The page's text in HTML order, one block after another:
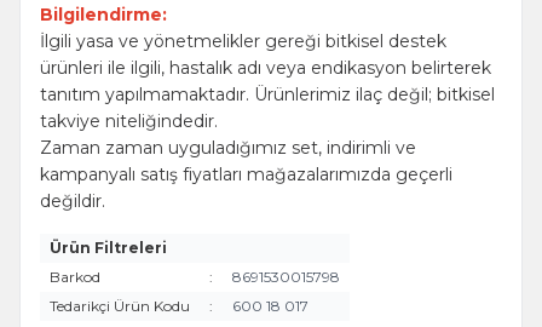
Bilgilendirme:
İlgili yasa ve yönetmelikler gereği bitkisel destek
ürünleri ile ilgili, hastalık adı veya endikasyon belirterek
tanıtım yapılmamaktadır. Ürünlerimiz ilaç değil; bitkisel
takviye niteliğindedir.
Zaman zaman uyguladığımız set, indirimli ve
kampanyalı satış fiyatları mağazalarımızda geçerli
değildir.
Ürün Filtreleri
Barkod
:
8691530015798
Tedarikçi Ürün Kodu
: 600 18 017